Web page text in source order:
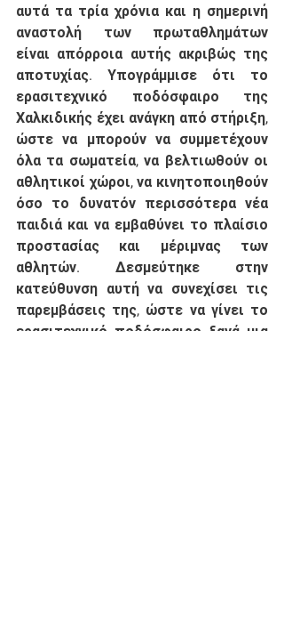
αυτά τα τρία χρόνια και η σημερινή
αναστολή των πρωταθλημάτων
είναι απόρροια αυτής ακριβώς της
αποτυχίας. Υπογράμμισε ότι το
ερασιτεχνικό ποδόσφαιρο της
Χαλκιδικής έχει ανάγκη από στήριξη,
ώστε να μπορούν να συμμετέχουν
όλα τα σωματεία, να βελτιωθούν οι
αθλητικοί χώροι, να κινητοποιηθούν
όσο το δυνατόν περισσότερα νέα
παιδιά και να εμβαθύνει το πλαίσιο
προστασίας και μέριμνας των
αθλητών. Δεσμεύτηκε στην
κατεύθυνση αυτή να συνεχίσει τις
παρεμβάσεις της, ώστε να γίνει το
ερασιτεχνικό ποδόσφαιρο ξανά μια